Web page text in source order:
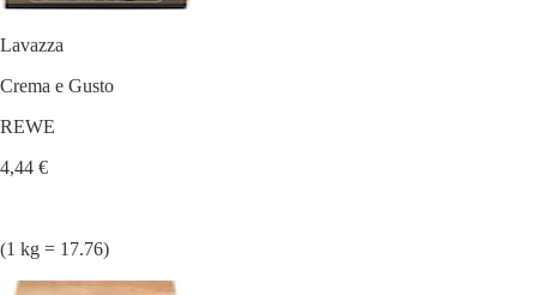
Lavazza
Crema e Gusto
REWE
4,44 €
(1 kg = 17.76)